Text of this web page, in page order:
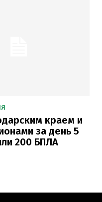
краем и
за день 5
200 БПЛА